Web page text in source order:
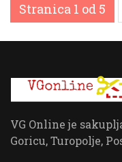
Stranica 1 od 5
VG Online je
Goricu, Turopolje,